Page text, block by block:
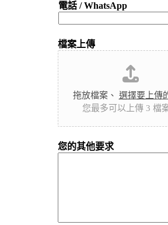
電話 / WhatsApp
檔案上傳
拖放檔案、 選擇要上傳
您最多可以上傳 3 檔
您的其他要求